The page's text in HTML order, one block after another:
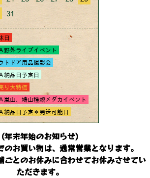
(年末年始のお知らせ)
お買い物は、通常営業となります。
ごとのお休みに合わせてお休みさせてい
ただきます。